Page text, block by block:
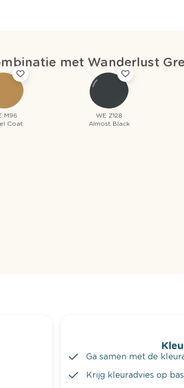
met Wanderlust
M96
Coat
WE Z128
Almost Black
Ga samen met de
Krijg kleuradvies op